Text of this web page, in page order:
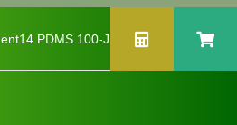
カテゴリから探す
新規会員登録
PDMS 100-J